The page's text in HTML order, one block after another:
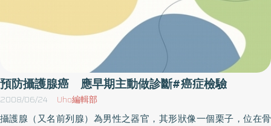
進式得黃疸症狀等，都需特別小心，因為這可能就是胰臟在發出警
訊囉！用來診斷胰臟癌的影像檢查很多，通常以腹部超音波掃描優
先，有疑問時應再輔以電腦斷層掃描。另外內視鏡逆行性胰臟造影
術（ERCP）也能夠清楚的發現胰臟癌，雖然這項檢查對病人比較痛
苦，不過由ERCP檢查之特異性很高，因此仍具有鑑別診斷的價值。
預防攝護腺癌 應早期主動做診斷#癌症檢驗
2008/06/24 Uho編輯部
攝護腺（又名前列腺）為男性之器官，其形狀像一個栗子，位在骨